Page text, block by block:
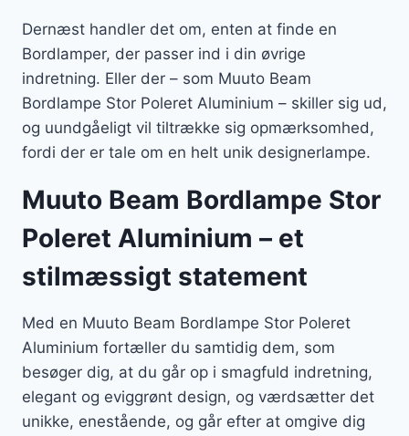
Dernæst handler det om, enten at finde en
Bordlamper, der passer ind i din øvrige
indretning. Eller der – som Muuto Beam
Bordlampe Stor Poleret Aluminium – skiller sig ud,
og uundgåeligt vil tiltrække sig opmærksomhed,
fordi der er tale om en helt unik designerlampe.
Muuto Beam Bordlampe Stor
Poleret Aluminium – et
stilmæssigt statement
Med en Muuto Beam Bordlampe Stor Poleret
Aluminium fortæller du samtidig dem, som
besøger dig, at du går op i smagfuld indretning,
elegant og eviggrønt design, og værdsætter det
unikke, enestående, og går efter at omgive dig